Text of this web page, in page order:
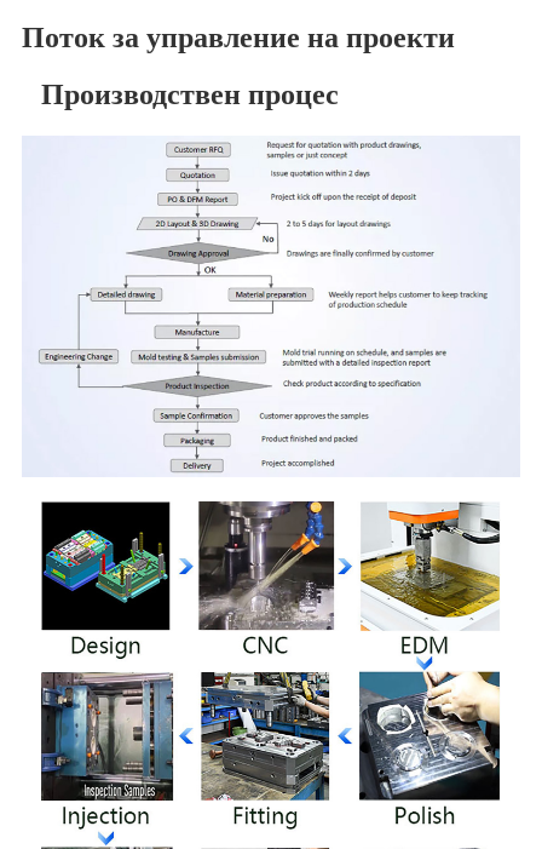
Поток за управление на проекти
Производствен процес